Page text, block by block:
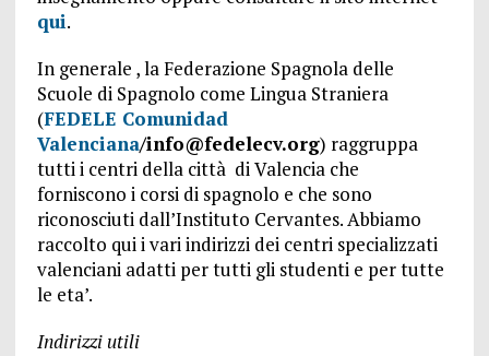
qui.
In generale , la Federazione Spagnola delle
Scuole di Spagnolo come Lingua Straniera
(FEDELE Comunidad
Valenciana/info@fedelecv.org) raggruppa
tutti i centri della città di Valencia che
forniscono i corsi di spagnolo e che sono
riconosciuti dall’Instituto Cervantes. Abbiamo
raccolto qui i vari indirizzi dei centri specializzati
valenciani adatti per tutti gli studenti e per tutte
le eta’.
Indirizzi utili